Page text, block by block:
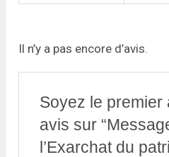
Il n’y a pas encore d’avis.
Soyez le premier
avis sur
l’Exarchat du